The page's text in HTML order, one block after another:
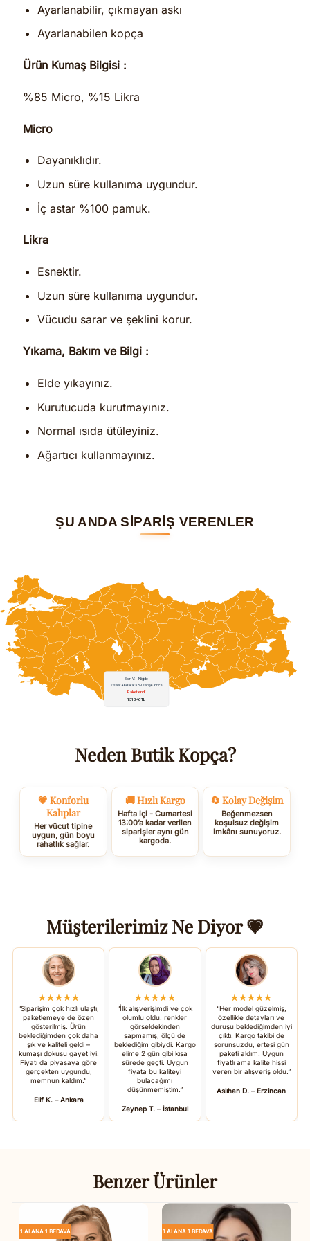
Ayarlanabilir, çıkmayan askı
Ayarlanabilen kopça
Ürün Kumaş Bilgisi :
%85 Micro, %15 Likra
Micro
Dayanıklıdır.
Uzun süre kullanıma uygundur.
İç astar %100 pamuk.
Likra
Esnektir.
Uzun süre kullanıma uygundur.
Vücudu sarar ve şeklini korur.
Yıkama, Bakım ve Bilgi :
Elde yıkayınız.
Kurutucuda kurutmayınız.
Normal ısıda ütüleyiniz.
Ağartıcı kullanmayınız.
ŞU ANDA SİPARİŞ VERENLER
Neden Butik Kopça?
💗 Konforlu
Kalıplar
Her vücut tipine
uygun, gün boyu
rahatlık sağlar.
🚚 Hızlı Kargo
Hafta içi - Cumartesi
13:00’a kadar verilen
siparişler aynı gün
kargoda.
🔄 Kolay Değişim
Beğenmezsen
koşulsuz değişim
imkânı sunuyoruz.
Müşterilerimiz Ne Diyor 💗
★★★★★
“Siparişim çok hızlı ulaştı,
paketlemeye de özen
gösterilmiş. Ürün
beklediğimden çok daha
şık ve kaliteli geldi –
kumaşı dokusu gayet iyi.
Fiyatı da piyasaya göre
gerçekten uygundu,
memnun kaldım.”
Elif K. – Ankara
★★★★★
“İlk alışverişimdi ve çok
olumlu oldu: renkler
görseldekinden
sapmamış, ölçü de
beklediğim gibiydi. Kargo
elime 2 gün gibi kısa
sürede geçti. Uygun
fiyata bu kaliteyi
bulacağımı
düşünmemiştim.”
Zeynep T. – İstanbul
★★★★★
“Her model güzelmiş,
özellikle detayları ve
duruşu beklediğimden iyi
çıktı. Kargo takibi de
sorunsuzdu, ertesi gün
paketi aldım. Uygun
fiyatlı ama kalite hissi
veren bir alışveriş oldu.”
Aslıhan D. – Erzincan
Benzer Ürünler
1 ALANA 1 BEDAVA 1 ALANA 1 BEDAVA